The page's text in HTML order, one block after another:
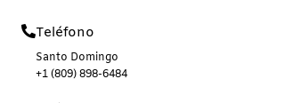
Teléfono
Santo Domingo
+1 (809) 898-6484